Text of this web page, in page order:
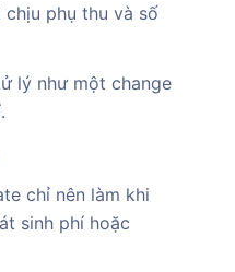
phụ thu và số
lý như một change
chỉ nên làm khi
sinh phí hoặc